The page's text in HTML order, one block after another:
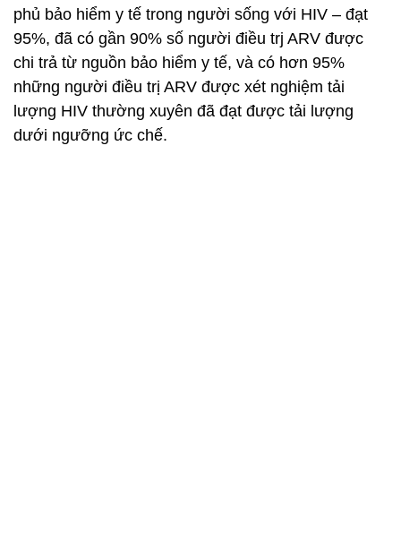
phủ bảo hiểm y tế trong người sống với HIV – đạt
95%, đã có gần 90% số người điều trj ARV được
chi trả từ nguồn bảo hiểm y tế, và có hơn 95%
những người điều trị ARV được xét nghiệm tải
lượng HIV thường xuyên đã đạt được tải lượng
dưới ngưỡng ức chế.